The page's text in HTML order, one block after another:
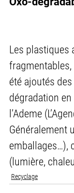
Les plastiques
été ajoutés
dégradation
l’Ademe
Généralement
emballages…),
(lumière,
Recyclage